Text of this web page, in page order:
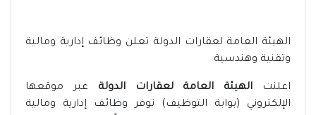
الهيئة العامة لعقارات الدولة تعلن وظائف إدارية ومالية
وتقنية وهندسية
اعلنت الهيئة العامة لعقارات الدولة عبر موقعها
الإلكتروني (بوابة التوظيف) توفر وظائف إدارية ومالية